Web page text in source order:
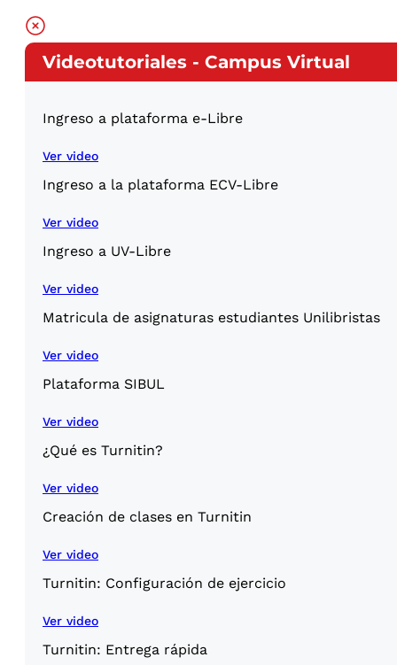
Videotutoriales - Campus Virtual
Ingreso a plataforma e-Libre
Ver video
Ingreso a la plataforma ECV-Libre
Ver video
Ingreso a UV-Libre
Ver video
Matricula de asignaturas estudiantes Unilibristas
Ver video
Plataforma SIBUL
Ver video
¿Qué es Turnitin?
Ver video
Creación de clases en Turnitin
Ver video
Turnitin: Configuración de ejercicio
Ver video
Turnitin: Entrega rápida